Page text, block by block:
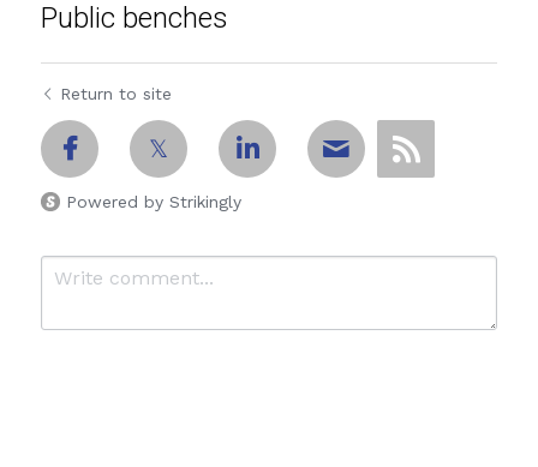
Public benches
Return to site
Powered by Strikingly